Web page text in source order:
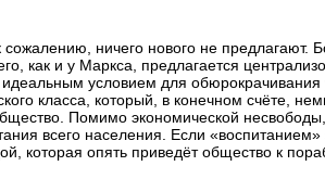
ничего нового не предлагают.
как и у Маркса, предлагается
условием для обюрокрачивания
класса, который, в конечном счёте,
Помимо экономической
всего населения. Если
которая опять приведёт общество к